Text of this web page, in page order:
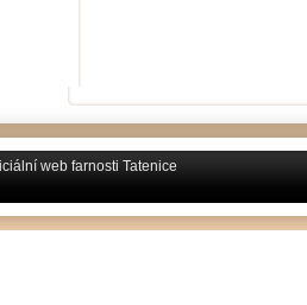
web farnosti Tatenice